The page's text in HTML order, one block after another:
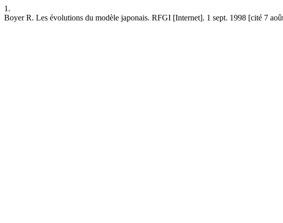
1.
Boyer R. Les évolutions du modèle japonais. RFGI [Internet]. 1 sept. 1998 [cité 7